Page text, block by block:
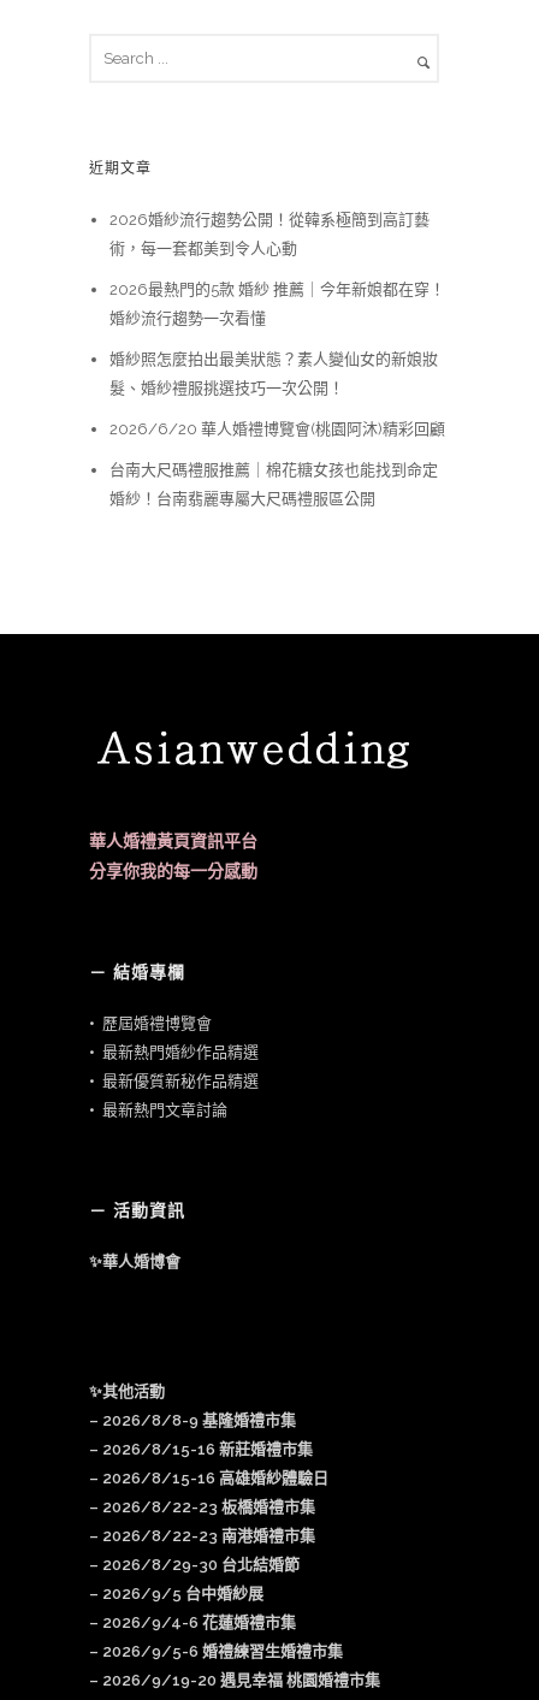
近期文章
2026婚紗流行趨勢公開！從韓系極簡到高訂藝
術，每一套都美到令人心動
2026最熱門的5款 婚紗 推薦｜今年新娘都在穿！
婚紗流行趨勢一次看懂
婚紗照怎麼拍出最美狀態？素人變仙女的新娘妝
髮、婚紗禮服挑選技巧一次公開！
2026/6/20 華人婚禮博覽會(桃園阿沐)精彩回顧
台南大尺碼禮服推薦｜棉花糖女孩也能找到命定
婚紗！台南翡麗專屬大尺碼禮服區公開
華人婚禮黃頁資訊平台
分享你我的每一分感動
－ 結婚專欄
• 歷屆婚禮博覽會
• 最新熱門婚紗作品精選
• 最新優質新秘作品精選
• 最新熱門文章討論
－ 活動資訊
✨華人婚博會
✨其他活動
– 2026/8/8-9 基隆婚禮市集
– 2026/8/15-16 新莊婚禮市集
– 2026/8/15-16 高雄婚紗體驗日
– 2026/8/22-23 板橋婚禮市集
– 2026/8/22-23 南港婚禮市集
– 2026/8/29-30 台北結婚節
– 2026/9/5 台中婚紗展
– 2026/9/4-6 花蓮婚禮市集
– 2026/9/5-6 婚禮練習生婚禮市集
– 2026/9/19-20 遇見幸福 桃園婚禮市集